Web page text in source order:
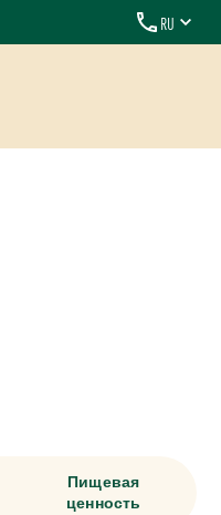
RU
Пищевая
ценность